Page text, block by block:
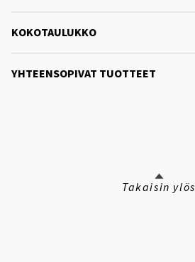
KOKOTAULUKKO
YHTEENSOPIVAT TUOTTEET
Takaisin ylös